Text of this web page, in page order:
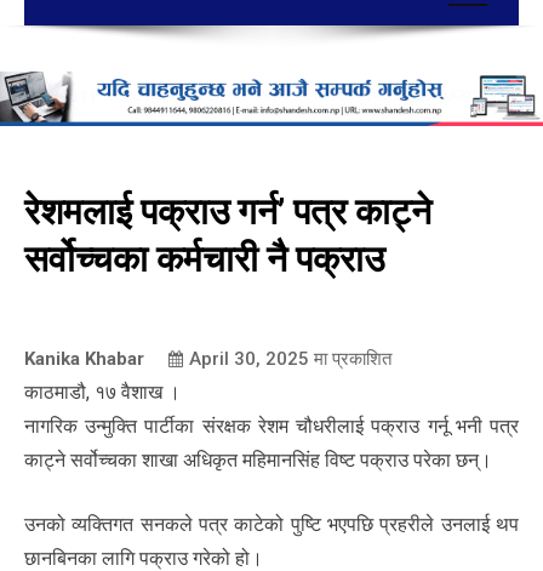
रेशमलाई पक्राउ गर्न’ पत्र काट्ने
सर्वोच्चका कर्मचारी नै पक्राउ
Kanika Khabar April 30, 2025 मा प्रकाशित
काठमाडौ, १७ वैशाख ।
नागरिक उन्मुक्ति पार्टीका संरक्षक रेशम चौधरीलाई पक्राउ गर्नू भनी पत्र
काट्ने सर्वोच्चका शाखा अधिकृत महिमानसिंह विष्ट पक्राउ परेका छन्।
उनको व्यक्तिगत सनकले पत्र काटेको पुष्टि भएपछि प्रहरीले उनलाई थप
छानबिनका लागि पक्राउ गरेको हो।